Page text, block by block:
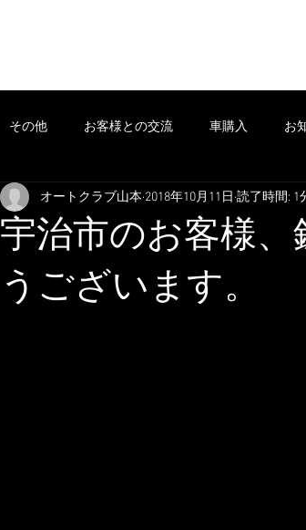
その他 お客様との交流 車購入 お
ポッキリ車検 オークション 車売却
お客様 クーポン セール
宇治市のお客様
うございます。
オートクラブ山本 2018年10月11日 読了時間: 1